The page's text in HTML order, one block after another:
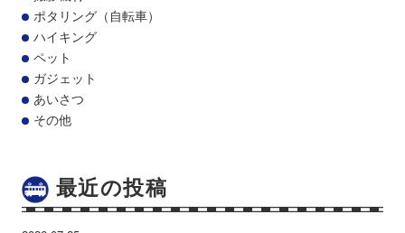
ポタリング（自転車）
ハイキング
ペット
ガジェット
あいさつ
その他
最近の投稿